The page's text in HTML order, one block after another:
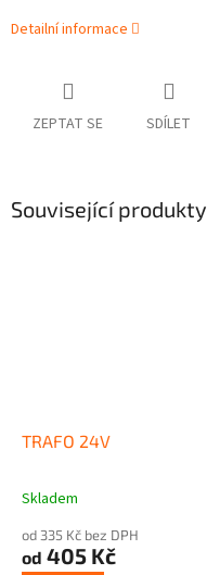
Detailní informace
ZEPTAT SE SDÍLET
Související produkty
TRAFO 24V
Průměrné
produktu
je
Skladem
od 335 Kč bez DPH
od 405 Kč